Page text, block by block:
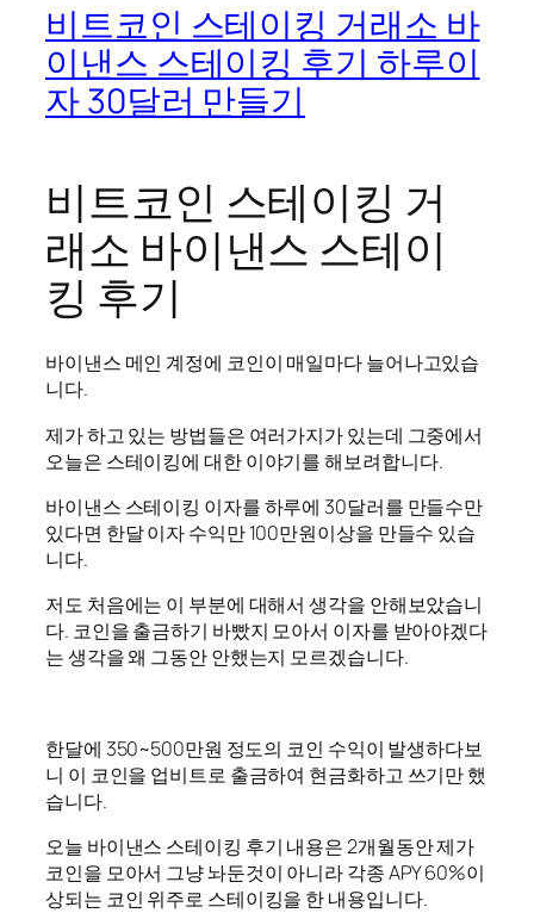
비트코인 스테이킹 거래소 바
이낸스 스테이킹 후기 하루이
자 30달러 만들기
비트코인 스테이킹 거
래소 바이낸스 스테이
킹 후기
바이낸스 메인 계정에 코인이 매일마다 늘어나고있습
니다.
제가 하고 있는 방법들은 여러가지가 있는데 그중에서
오늘은 스테이킹에 대한 이야기를 해보려합니다.
바이낸스 스테이킹 이자를 하루에 30달러를 만들수만
있다면 한달 이자 수익만 100만원이상을 만들수 있습
니다.
저도 처음에는 이 부분에 대해서 생각을 안해보았습니
다. 코인을 출금하기 바빴지 모아서 이자를 받아야겠다
는 생각을 왜 그동안 안했는지 모르겠습니다.
한달에 350~500만원 정도의 코인 수익이 발생하다보
니 이 코인을 업비트로 출금하여 현금화하고 쓰기만 했
습니다.
오늘 바이낸스 스테이킹 후기 내용은 2개월동안 제가
코인을 모아서 그냥 놔둔것이 아니라 각종 APY 60%이
상되는 코인 위주로 스테이킹을 한 내용입니다.